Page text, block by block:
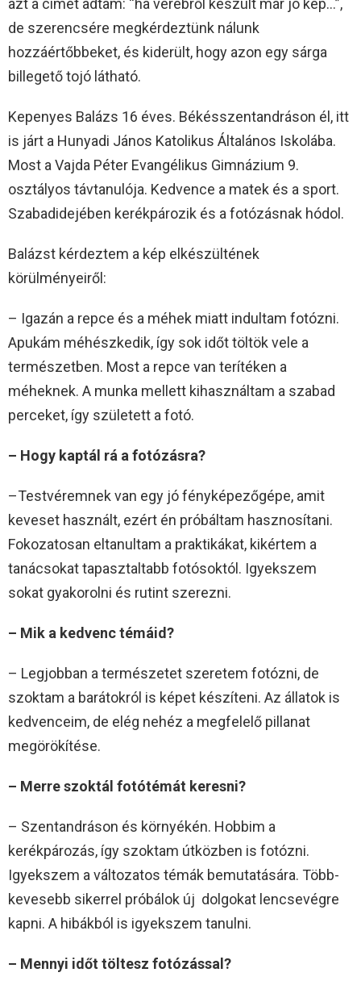
azt a címet adtam: “ha verébről készült már jó kép…”,
de szerencsére megkérdeztünk nálunk
hozzáértőbbeket, és kiderült, hogy azon egy sárga
billegető tojó látható.
Kepenyes Balázs 16 éves. Békésszentandráson él, itt
is járt a Hunyadi János Katolikus Általános Iskolába.
Most a Vajda Péter Evangélikus Gimnázium 9.
osztályos távtanulója. Kedvence a matek és a sport.
Szabadidejében kerékpározik és a fotózásnak hódol.
Balázst kérdeztem a kép elkészültének
körülményeiről:
– Igazán a repce és a méhek miatt indultam fotózni.
Apukám méhészkedik, így sok időt töltök vele a
természetben. Most a repce van terítéken a
méheknek. A munka mellett kihasználtam a szabad
perceket, így született a fotó.
– Hogy kaptál rá a fotózásra?
–Testvéremnek van egy jó fényképezőgépe, amit
keveset használt, ezért én próbáltam hasznosítani.
Fokozatosan eltanultam a praktikákat, kikértem a
tanácsokat tapasztaltabb fotósoktól. Igyekszem
sokat gyakorolni és rutint szerezni.
– Mik a kedvenc témáid?
– Legjobban a természetet szeretem fotózni, de
szoktam a barátokról is képet készíteni. Az állatok is
kedvenceim, de elég nehéz a megfelelő pillanat
megörökítése.
– Merre szoktál fotótémát keresni?
– Szentandráson és környékén. Hobbim a
kerékpározás, így szoktam útközben is fotózni.
Igyekszem a változatos témák bemutatására. Több-
kevesebb sikerrel próbálok új dolgokat lencsevégre
kapni. A hibákból is igyekszem tanulni.
– Mennyi időt töltesz fotózással?